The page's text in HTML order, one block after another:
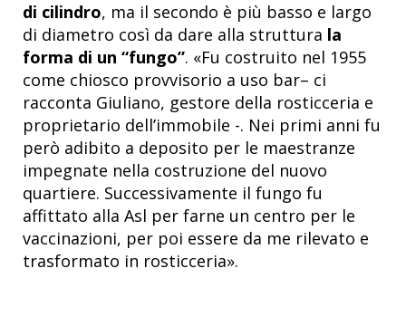
di cilindro, ma il secondo è più basso e largo
di diametro così da dare alla struttura la
forma di un “fungo”. «Fu costruito nel 1955
come chiosco provvisorio a uso bar– ci
racconta Giuliano, gestore della rosticceria e
proprietario dell’immobile -. Nei primi anni fu
però adibito a deposito per le maestranze
impegnate nella costruzione del nuovo
quartiere. Successivamente il fungo fu
affittato alla Asl per farne un centro per le
vaccinazioni, per poi essere da me rilevato e
trasformato in rosticceria».